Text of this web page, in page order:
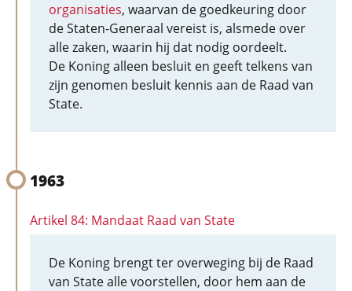
organisaties, waarvan de goedkeuring door
de Staten-Generaal vereist is, alsmede over
alle zaken, waarin hij dat nodig oordeelt.
De Koning alleen besluit en geeft telkens van
zijn genomen besluit kennis aan de Raad van
State.
1963
Artikel 84: Mandaat Raad van State
De Koning brengt ter overweging bij de Raad
van State alle voorstellen, door hem aan de